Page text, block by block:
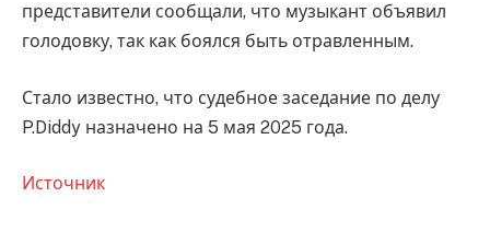
представители сообщали, что музыкант объявил
голодовку, так как боялся быть отравленным.
Стало известно, что судебное заседание по делу
P.Diddy назначено на 5 мая 2025 года.
Источник